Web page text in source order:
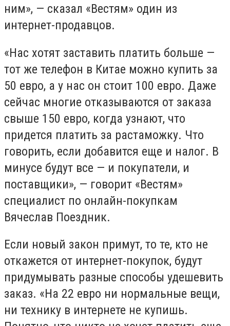
ним», — сказал «Вестям» один из
интернет-продавцов.
«Нас хотят заставить платить больше —
тот же телефон в Китае можно купить за
50 евро, а у нас он стоит 100 евро. Даже
сейчас многие отказываются от заказа
свыше 150 евро, когда узнают, что
придется платить за растаможку. Что
говорить, если добавится еще и налог. В
минусе будут все — и покупатели, и
поставщики», — говорит «Вестям»
специалист по онлайн-покупкам
Вячеслав Поездник.
Если новый закон примут, то те, кто не
откажется от интернет-покупок, будут
придумывать разные способы удешевить
заказ. «На 22 евро ни нормальные вещи,
ни технику в интернете не купишь.